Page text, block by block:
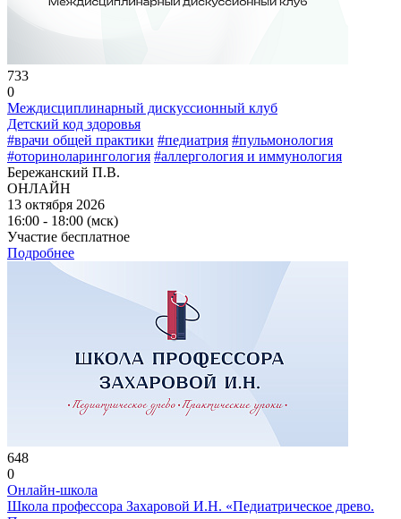
733
0
Междисциплинарный дискуссионный клуб
Детский код здоровья
#врачи общей практики #педиатрия #пульмонология
#оториноларингология #аллергология и иммунология
Бережанский П.В.
ОНЛАЙН
13 октября 2026
16:00 - 18:00 (мск)
Участие бесплатное
Подробнее
648
0
Онлайн-школа
Школа профессора Захаровой И.Н. «Педиатрическое древо.